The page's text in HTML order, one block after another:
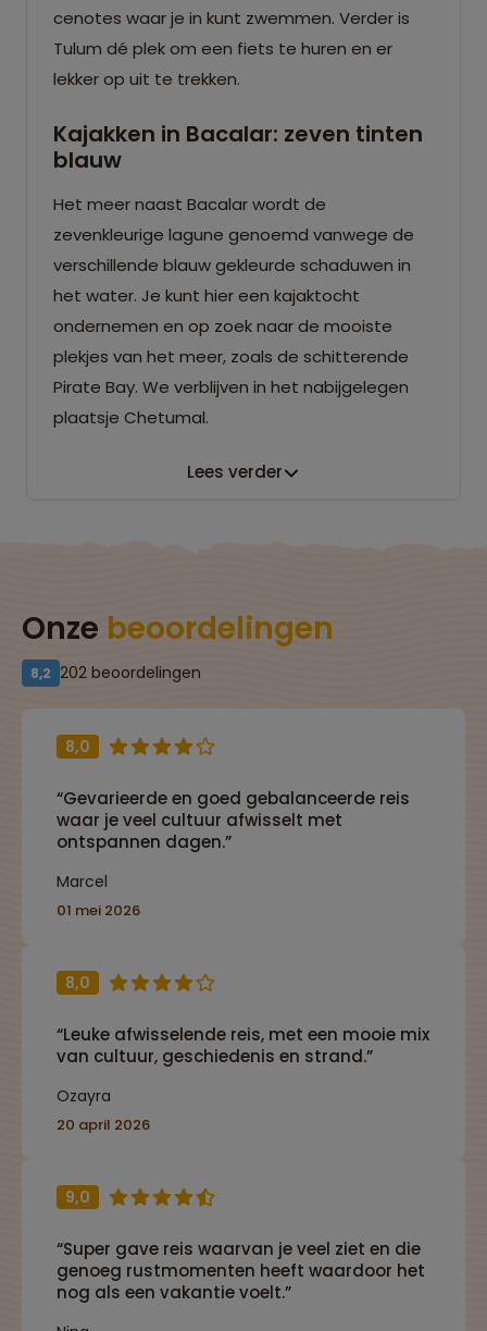
cenotes waar je in kunt zwemmen. Verder is
Tulum dé plek om een fiets te huren en er
lekker op uit te trekken.
Kajakken in Bacalar: zeven tinten
blauw
Het meer naast Bacalar wordt de
zevenkleurige lagune genoemd vanwege de
verschillende blauw gekleurde schaduwen in
het water. Je kunt hier een kajaktocht
ondernemen en op zoek naar de mooiste
plekjes van het meer, zoals de schitterende
Pirate Bay. We verblijven in het nabijgelegen
plaatsje Chetumal.
Lees verder
Onze beoordelingen
8,2 202 beoordelingen
8,0
“Gevarieerde en goed gebalanceerde reis
waar je veel cultuur afwisselt met
ontspannen dagen.”
Marcel
01 mei 2026
8,0
“Leuke afwisselende reis, met een mooie mix
van cultuur, geschiedenis en strand.”
Ozayra
20 april 2026
9,0
“Super gave reis waarvan je veel ziet en die
genoeg rustmomenten heeft waardoor het
nog als een vakantie voelt.”